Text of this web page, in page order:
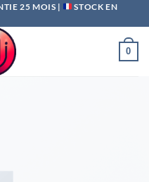
25 MOIS |
STOCK EN
0